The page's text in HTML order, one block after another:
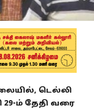
டெல்லி
ம் தேதி வரை